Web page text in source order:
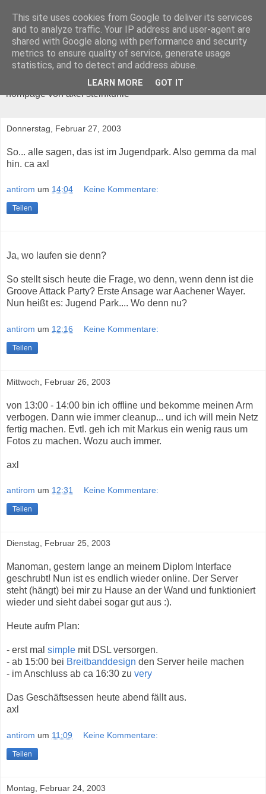
ANTIROM
hompage von axel steinkuhle
Donnerstag, Februar 27, 2003
So... alle sagen, das ist im Jugendpark. Also gemma da mal
hin. ca axl
antirom um 14:04 Keine Kommentare:
Teilen
Ja, wo laufen sie denn?
So stellt sisch heute die Frage, wo denn, wenn denn ist die
Groove Attack Party? Erste Ansage war Aachener Wayer.
Nun heißt es: Jugend Park.... Wo denn nu?
antirom um 12:16 Keine Kommentare:
Teilen
Mittwoch, Februar 26, 2003
von 13:00 - 14:00 bin ich offline und bekomme meinen Arm
verbogen. Dann wie immer cleanup... und ich will mein Netz
fertig machen. Evtl. geh ich mit Markus ein wenig raus um
Fotos zu machen. Wozu auch immer.
axl
antirom um 12:31 Keine Kommentare:
Teilen
Dienstag, Februar 25, 2003
Manoman, gestern lange an meinem Diplom Interface
geschrubt! Nun ist es endlich wieder online. Der Server
steht (hängt) bei mir zu Hause an der Wand und funktioniert
wieder und sieht dabei sogar gut aus :).
Heute aufm Plan:
- erst mal simple mit DSL versorgen.
- ab 15:00 bei Breitbanddesign den Server heile machen
- im Anschluss ab ca 16:30 zu very
Das Geschäftsessen heute abend fällt aus.
axl
antirom um 11:09 Keine Kommentare:
Teilen
Montag, Februar 24, 2003
This site uses cookies from Google to deliver its services
and to analyze traffic. Your IP address and user-agent are
shared with Google along with performance and security
metrics to ensure quality of service, generate usage
statistics, and to detect and address abuse.
LEARN MORE GOT IT